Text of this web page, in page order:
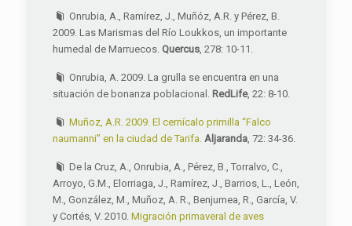
Onrubia, A., Ramírez, J., Muñóz, A.R. y Pérez, B.
2009. Las Marismas del Río Loukkos, un importante
humedal de Marruecos. Quercus, 278: 10-11.
Onrubia, A. 2009. La grulla se encuentra en una
situación de bonanza poblacional. RedLife, 22: 8-10.
Muñoz, A.R. 2009. El cernícalo primilla “Falco
naumanni” en la ciudad de Tarifa. Aljaranda, 72: 34-36.
De la Cruz, A., Onrubia, A., Pérez, B., Torralvo, C.,
Arroyo, G.M., Elorriaga, J., Ramírez, J., Barrios, L., León,
M., González, M., Muñoz, A. R., Benjumea, R., García, V.
y Cortés, V. 2010. Migración primaveral de aves